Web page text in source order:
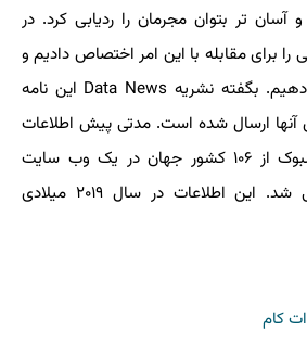
تر بتوان مجرمان را ردیابی کرد. در
برای مقابله با این امر اختصاص دادیم و
به تلاش خودادامه می دهیم. بگفته نشریه Data News این نامه
آنها ارسال شده است. مدتی پیش اطلاعات
۵۳۳ میلیون کاربر فیسبوک از ۱۰۶ کشور جهان در یک وب سایت
مخصوص هکرها ردیابی شد. این اطلاعات در سال ۲۰۱۹ میلادی
كام